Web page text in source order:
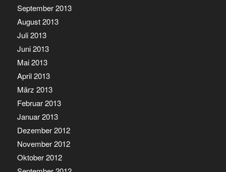
September 2013
August 2013
Juli 2013
Juni 2013
Mai 2013
April 2013
März 2013
Februar 2013
Januar 2013
Dezember 2012
November 2012
Oktober 2012